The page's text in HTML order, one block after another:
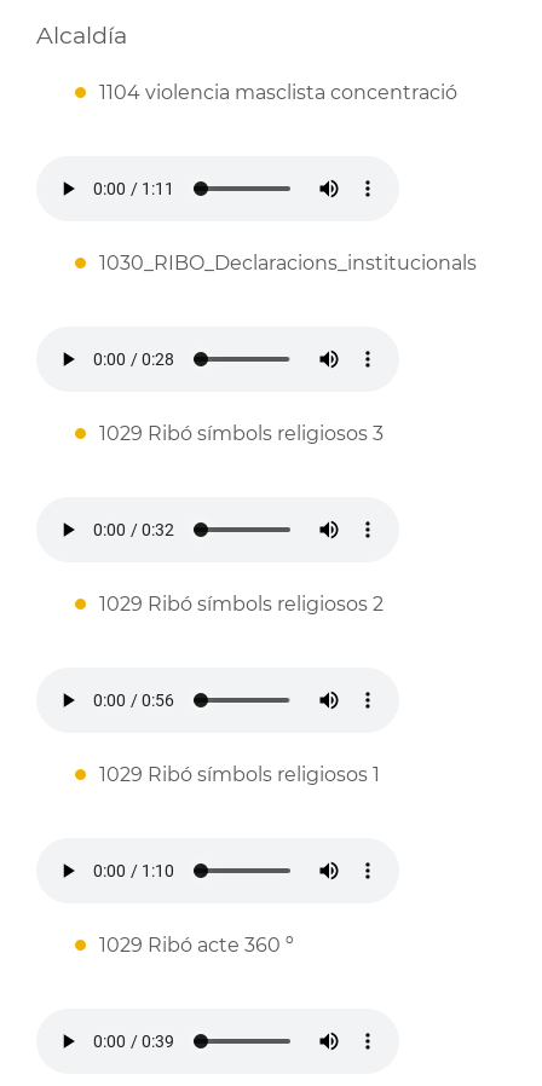
Alcaldía
1104 violencia masclista concentració
1030_RIBO_Declaracions_institucionals
1029 Ribó símbols religiosos 3
1029 Ribó símbols religiosos 2
1029 Ribó símbols religiosos 1
1029 Ribó acte 360 º